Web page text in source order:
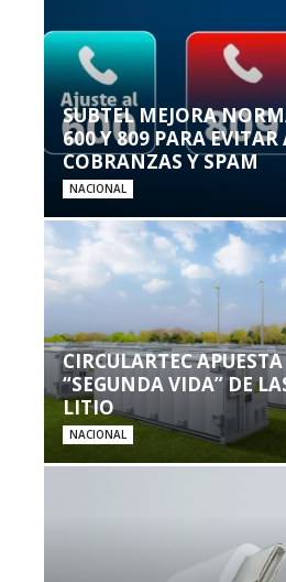
SUBTEL MEJORA
600 Y 809 PARA EVITAR
COBRANZAS Y SPAM
NACIONAL
CIRCULARTEC
“SEGUNDA VIDA” DE
LITIO
NACIONAL